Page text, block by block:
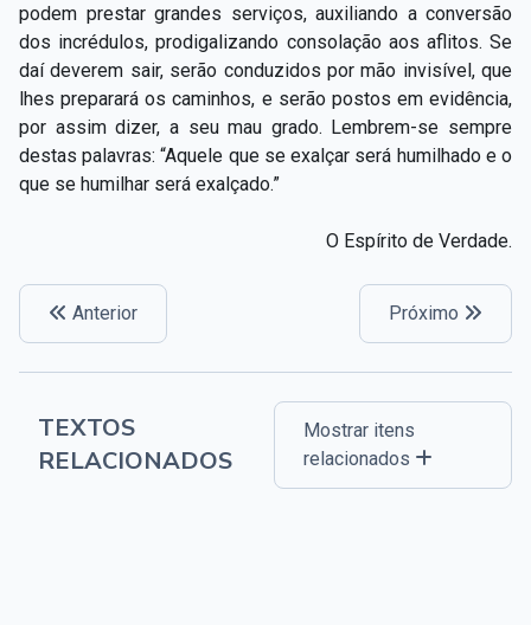
podem prestar grandes serviços, auxiliando a conversão
dos incrédulos, prodigalizando consolação aos aflitos. Se
daí deverem sair, serão conduzidos por mão invisível, que
lhes preparará os caminhos, e serão postos em evidência,
por assim dizer, a seu mau grado. Lembrem-se sempre
destas palavras: “Aquele que se exalçar será humilhado e o
que se humilhar será exalçado.”
O Espírito de Verdade.
Anterior Próximo
TEXTOS
RELACIONADOS
Mostrar itens
relacionados